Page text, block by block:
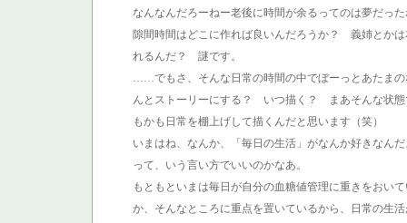
なんなんだろーねー老後に時間が余るってのは夢だっ
隙間時間はどこに作れば良いんだろうか？ 義姉とか
れるんだ？ 謎です。
……でもさ、そんな日常の時間の中でぼーっとあたま
んとストーリーにする？ いつ描く？ まあそんな状
もかも日常を棚上げして描くんだと思います（笑）
いまはね、なんか、「毎日の生活」がなんか好きなん
って、いう言い方でいいのかなあ。
もともといまは毎日が自分の血糖値管理に重きをおい
か、そんなところに重点を置いているから、日常の生